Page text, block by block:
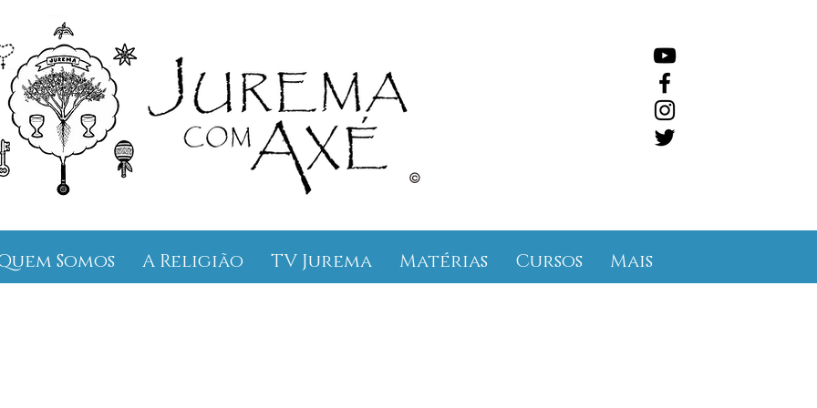
©
Somos A Religião TV Jurema Matérias Cursos Mais